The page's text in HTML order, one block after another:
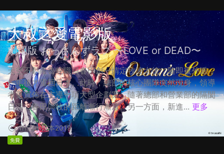
大叔之愛電影版
劇場版 おっさんずラブ 〜LOVE or DEAD〜
天空不動產魯蛇職員春田創一情定牧凌太後，隨即被外派，
一年後才重回日本。此時，總部的核心團隊突然現身，領導
者更宣佈在主導一項大型企劃案，隨著總部和營業部的隔閡
日深，春田與牧的距離漸行漸遠。另一方面，新進... 更多
1h53m日本2019
免費